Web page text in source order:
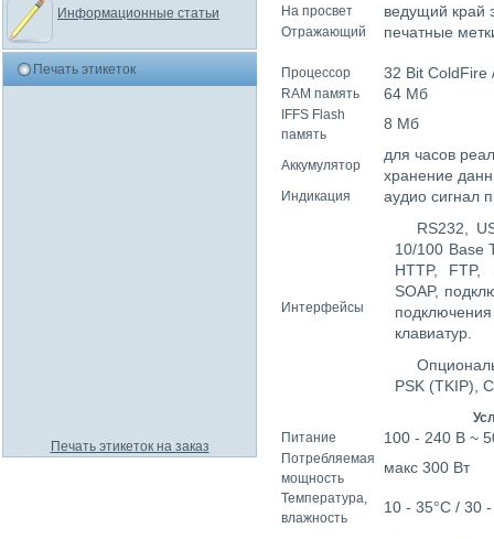
На просвет
ведущий край
Отражающий печатные
Процессор 32 Bit ColdFire
RAM память 64 Мб
IFFS Flash
память
8 Мб
Аккумулятор
для часов
хранение
Индикация аудио сигнал
Интерфейсы
RS232,
10/100 Base
HTTP, FTP,
SOAP,
клавиатур.
PSK (TKIP),
Питание
100 - 240 В ~
Потребляемая
мощность
макс 300 Вт
Температура,
влажность
10 - 35°C / 30
Информационные статьи
Печать этикеток
Печать этикеток на заказ